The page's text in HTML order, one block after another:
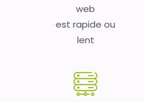
web
est rapide ou
lent